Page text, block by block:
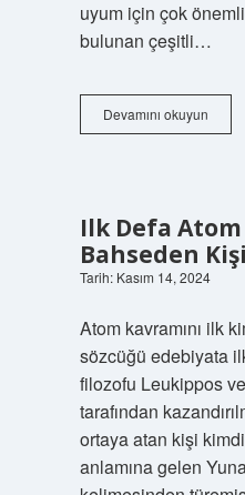
uyum için çok
bulunan çeşitli…
Devamını okuyun
Ne
Ilk Defa
Bahseden
Tarih: Kasım 14, 2024
Atom kavramını ilk
sözcüğü edebiyata
filozofu Leukippos
tarafından
ortaya atan kişi
anlamına gelen